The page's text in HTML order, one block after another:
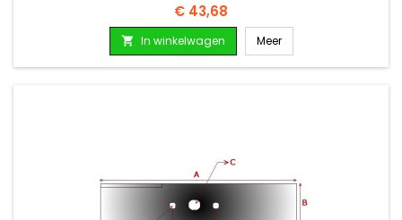
Prijs
€ 43,68
 In winkelwagen Meer